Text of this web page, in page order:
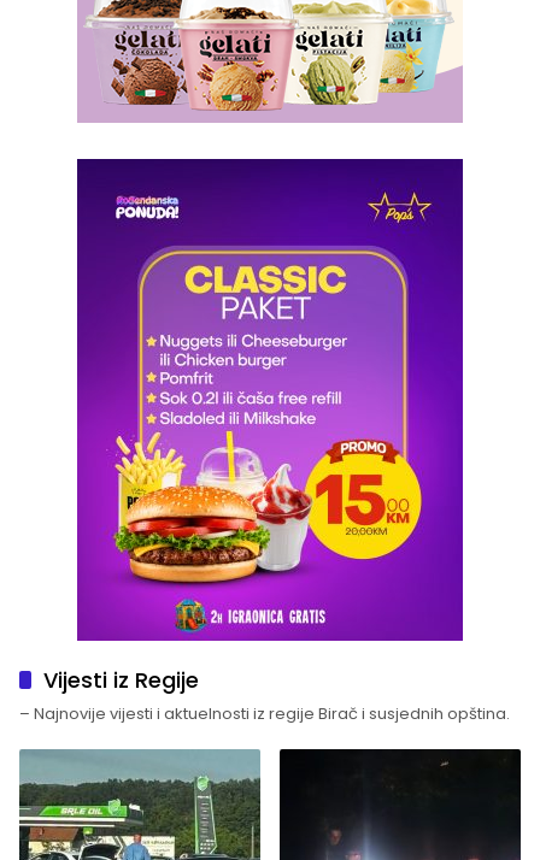
Vijesti iz Regije
– Najnovije vijesti i aktuelnosti iz regije Birač i susjednih opština.